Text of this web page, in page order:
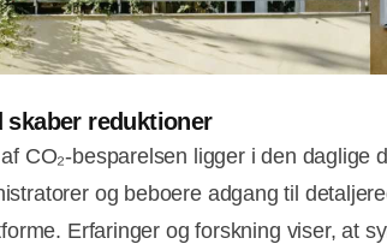
skaber reduktioner
CO₂‑besparelsen ligger i den daglige
og beboere adgang til
Erfaringer og forskning viser, at